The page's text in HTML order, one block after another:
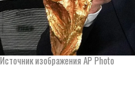
Источник изображения AP Photo